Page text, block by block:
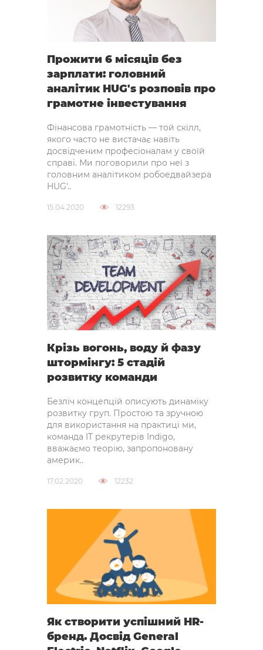
Прожити 6 місяців без
зарплати: головний
аналітик HUG's розповів про
грамотне інвестування
Фінансова грамотність — той скілл,
якого часто не вистачає навіть
досвідченим професіоналам у своїй
справі. Ми поговорили про неї з
головним аналітиком робоедвайзера
HUG'..
15.04.2020 12293
Крізь вогонь, воду й фазу
штормінгу: 5 стадій
розвитку команди
Безліч концепцій описують динаміку
розвитку груп. Простою та зручною
для використання на практиці ми,
команда IT рекрутерів Indigo,
вважаємо теорію, запропоновану
америк..
17.02.2020 12232
Як створити успішний HR-
бренд. Досвід General